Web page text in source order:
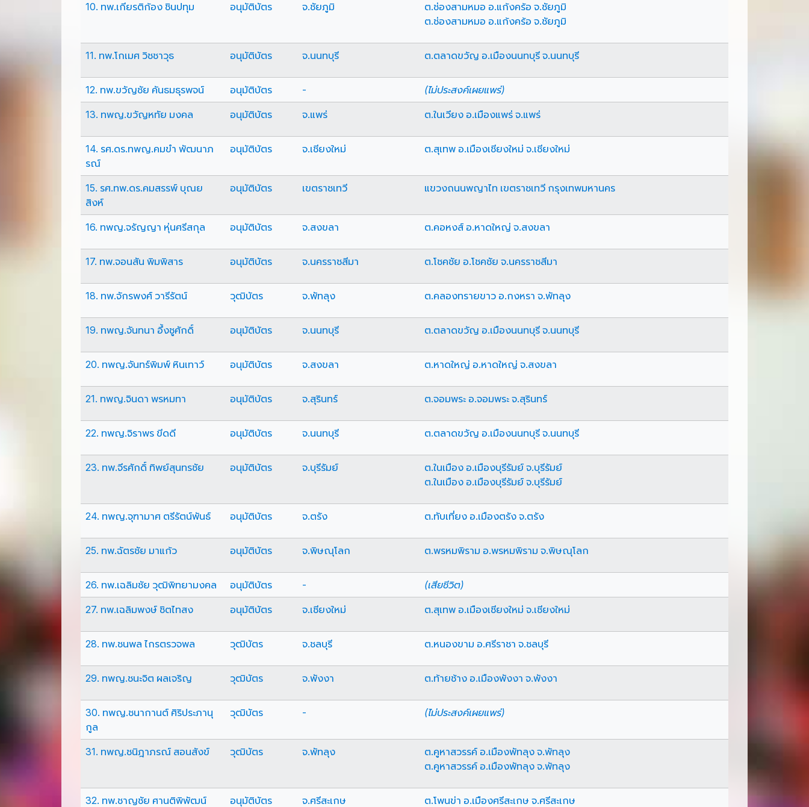
10. ทพ.เกียรติก้อง ชินปทุม อนุมัติบัตร จ.ชัยภูมิ
ต.ช่องสามหมอ อ.แก้งคร้อ จ.ชัยภูมิ
ต.ช่องสามหมอ อ.แก้งคร้อ จ.ชัยภูมิ
11. ทพ.โกเมศ วิชชาวุธ อนุมัติบัตร จ.นนทบุรี ต.ตลาดขวัญ อ.เมืองนนทบุรี จ.นนทบุรี
12. ทพ.ขวัญชัย คันธมธุรพจน์ อนุมัติบัตร - (ไม่ประสงค์เผยแพร่)
13. ทพญ.ขวัญหทัย มงคล อนุมัติบัตร จ.แพร่ ต.ในเวียง อ.เมืองแพร่ จ.แพร่
14. รศ.ดร.ทพญ.คมขำ พัฒนาภ
รณ์
อนุมัติบัตร จ.เชียงใหม่ ต.สุเทพ อ.เมืองเชียงใหม่ จ.เชียงใหม่
15. รศ.ทพ.ดร.คมสรรพ์ บุณย
สิงห์
อนุมัติบัตร เขตราชเทวี แขวงถนนพญาไท เขตราชเทวี กรุงเทพมหานคร
16. ทพญ.จรัญญา หุ่นศรีสกุล อนุมัติบัตร จ.สงขลา ต.คอหงส์ อ.หาดใหญ่ จ.สงขลา
17. ทพ.จอนสัน พิมพิสาร อนุมัติบัตร จ.นครราชสีมา ต.โชคชัย อ.โชคชัย จ.นครราชสีมา
18. ทพ.จักรพงศ์ วารีรัตน์ วุฒิบัตร จ.พัทลุง ต.คลองทรายขาว อ.กงหรา จ.พัทลุง
19. ทพญ.จันทนา อึ้งชูศักดิ์ อนุมัติบัตร จ.นนทบุรี ต.ตลาดขวัญ อ.เมืองนนทบุรี จ.นนทบุรี
20. ทพญ.จันทร์พิมพ์ หินเทาว์ อนุมัติบัตร จ.สงขลา ต.หาดใหญ่ อ.หาดใหญ่ จ.สงขลา
21. ทพญ.จินดา พรหมทา อนุมัติบัตร จ.สุรินทร์ ต.จอมพระ อ.จอมพระ จ.สุรินทร์
22. ทพญ.จิราพร ขีดดี อนุมัติบัตร จ.นนทบุรี ต.ตลาดขวัญ อ.เมืองนนทบุรี จ.นนทบุรี
23. ทพ.จีรศักดิ์ ทิพย์สุนทรชัย อนุมัติบัตร จ.บุรีรัมย์
ต.ในเมือง อ.เมืองบุรีรัมย์ จ.บุรีรัมย์
ต.ในเมือง อ.เมืองบุรีรัมย์ จ.บุรีรัมย์
24. ทพญ.จุฑามาศ ตรีรัตน์พันธ์ อนุมัติบัตร จ.ตรัง ต.ทับเที่ยง อ.เมืองตรัง จ.ตรัง
25. ทพ.ฉัตรชัย มาแก้ว อนุมัติบัตร จ.พิษณุโลก ต.พรหมพิราม อ.พรหมพิราม จ.พิษณุโลก
26. ทพ.เฉลิมชัย วุฒิพิทยามงคล อนุมัติบัตร - (เสียชีวิต)
27. ทพ.เฉลิมพงษ์ ชิตไทสง อนุมัติบัตร จ.เชียงใหม่ ต.สุเทพ อ.เมืองเชียงใหม่ จ.เชียงใหม่
28. ทพ.ชนพล ไกรตรวจพล วุฒิบัตร จ.ชลบุรี ต.หนองขาม อ.ศรีราชา จ.ชลบุรี
29. ทพญ.ชนะจิต ผลเจริญ วุฒิบัตร จ.พังงา ต.ท้ายช้าง อ.เมืองพังงา จ.พังงา
30. ทพญ.ชนากานต์ ศิริประภานุ
กูล
วุฒิบัตร - (ไม่ประสงค์เผยแพร่)
31. ทพญ.ชนิฎาภรณ์ สอนสังข์ วุฒิบัตร จ.พัทลุง
ต.คูหาสวรรค์ อ.เมืองพัทลุง จ.พัทลุง
ต.คูหาสวรรค์ อ.เมืองพัทลุง จ.พัทลุง
32. ทพ.ชาญชัย ศานติพิพัฒน์ อนุมัติบัตร จ.ศรีสะเกษ ต.โพนข่า อ.เมืองศรีสะเกษ จ.ศรีสะเกษ